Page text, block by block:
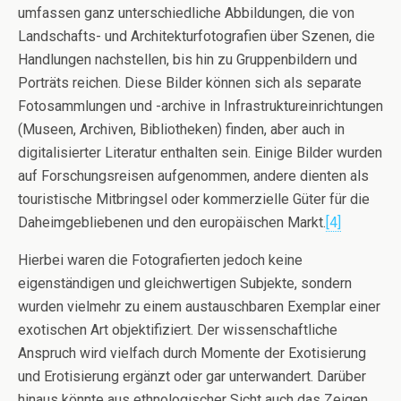
umfassen ganz unterschiedliche Abbildungen, die von
Landschafts- und Architekturfotografien über Szenen, die
Handlungen nachstellen, bis hin zu Gruppenbildern und
Porträts reichen. Diese Bilder können sich als separate
Fotosammlungen und -archive in Infrastruktureinrichtungen
(Museen, Archiven, Bibliotheken) finden, aber auch in
digitalisierter Literatur enthalten sein. Einige Bilder wurden
auf Forschungsreisen aufgenommen, andere dienten als
touristische Mitbringsel oder kommerzielle Güter für die
Daheimgebliebenen und den europäischen Markt.[4]
Hierbei waren die Fotografierten jedoch keine
eigenständigen und gleichwertigen Subjekte, sondern
wurden vielmehr zu einem austauschbaren Exemplar einer
exotischen Art objektifiziert. Der wissenschaftliche
Anspruch wird vielfach durch Momente der Exotisierung
und Erotisierung ergänzt oder gar unterwandert. Darüber